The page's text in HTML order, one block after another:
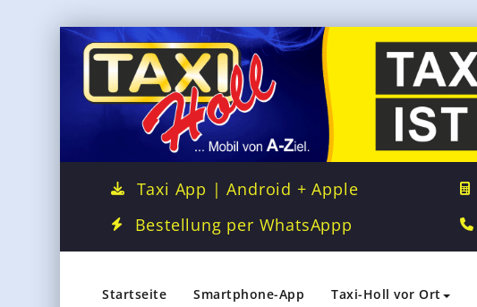
Taxi App | Android + Apple
Bestellung per WhatsAppp
Startseite Smartphone-App Taxi-Holl vor Ort